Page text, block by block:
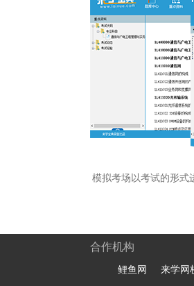
模拟考场以考试的形式
合作机构
鲤鱼网 来学网